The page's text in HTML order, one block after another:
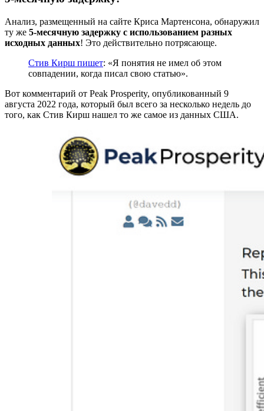
Анализ, размещенный на сайте Криса Мартенсона, обнаружил
ту же 5-месячную задержку с использованием разных
исходных данных! Это действительно потрясающе.
Стив Кирш пишет: «Я понятия не имел об этом
совпадении, когда писал свою статью».
Вот комментарий от Peak Prosperity, опубликованный 9
августа 2022 года, который был всего за несколько недель до
того, как Стив Кирш нашел то же самое из данных США.